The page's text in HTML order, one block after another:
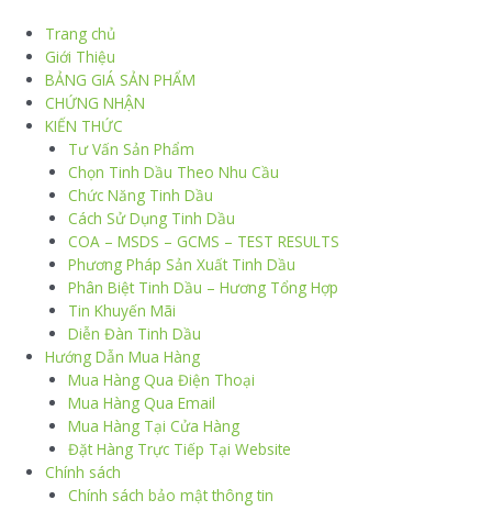
Trang chủ
Giới Thiệu
BẢNG GIÁ SẢN PHẨM
CHỨNG NHẬN
KIẾN THỨC
Tư Vấn Sản Phẩm
Chọn Tinh Dầu Theo Nhu Cầu
Chức Năng Tinh Dầu
Cách Sử Dụng Tinh Dầu
COA – MSDS – GCMS – TEST RESULTS
Phương Pháp Sản Xuất Tinh Dầu
Phân Biệt Tinh Dầu – Hương Tổng Hợp
Tin Khuyến Mãi
Diễn Đàn Tinh Dầu
Hướng Dẫn Mua Hàng
Mua Hàng Qua Điện Thoại
Mua Hàng Qua Email
Mua Hàng Tại Cửa Hàng
Đặt Hàng Trực Tiếp Tại Website
Chính sách
Chính sách bảo mật thông tin